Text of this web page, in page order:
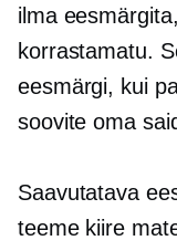
ilma
korrastamatu.
eesmärgi, kui
soovite oma
Saavutatava
teeme kiire